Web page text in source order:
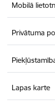
Mobilā
Privātuma
Lapas karte